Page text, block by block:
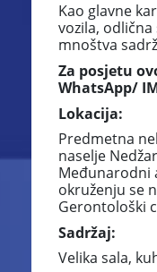
Kao glavne
vozila,
mnoštva
Za posjetu
WhatsApp/
Lokacija:
Predmetna
naselje
Međunarodni
okruženju se
Gerontološki
Sadržaj:
Velika sala,